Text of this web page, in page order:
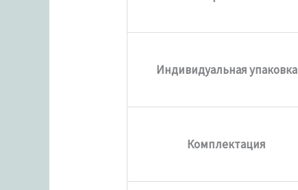
Индивидуальная упаковка
Комплектация